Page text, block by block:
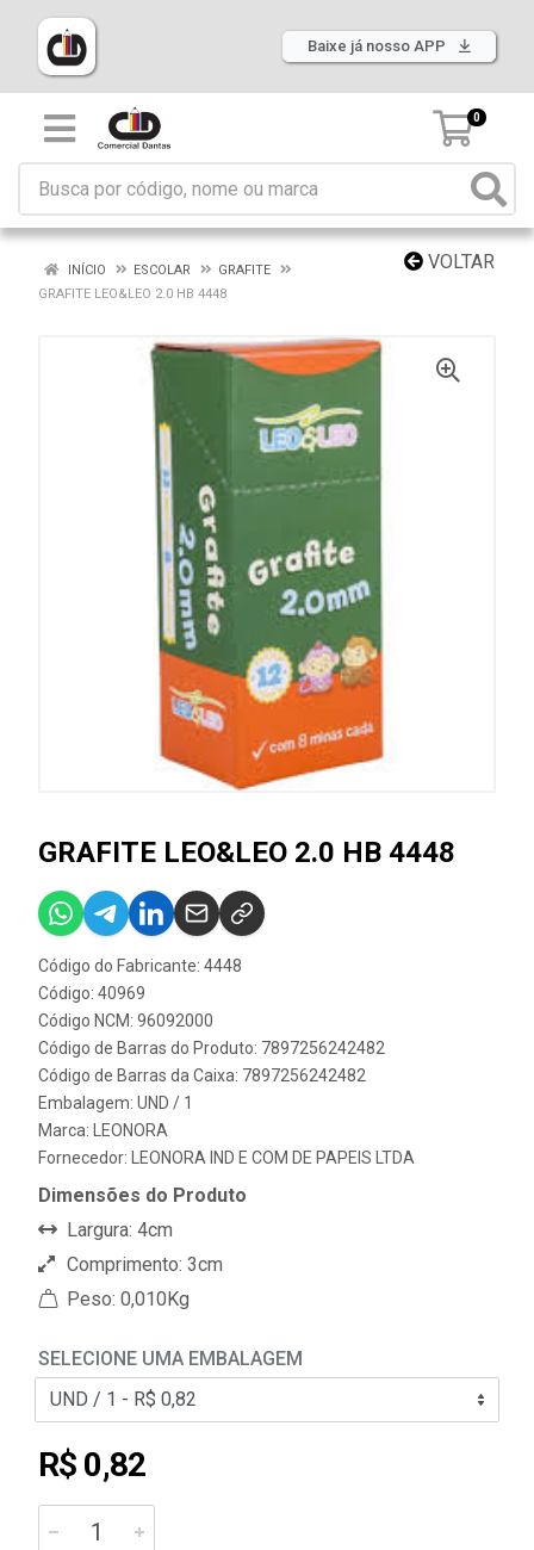
Baixe já nosso APP
0
VOLTAR
INÍCIO ESCOLAR
GRAFITE
GRAFITE LEO&LEO 2.0 HB 4448
GRAFITE LEO&LEO 2.0 HB 4448
Código do Fabricante: 4448
Código: 40969
Código NCM: 96092000
Código de Barras do Produto: 7897256242482
Código de Barras da Caixa: 7897256242482
Embalagem: UND / 1
Marca:
LEONORA
Fornecedor:
LEONORA IND E COM DE PAPEIS LTDA
Dimensões do Produto
Largura: 4cm
Comprimento: 3cm
Peso: 0,010Kg
SELECIONE UMA EMBALAGEM
R$ 0,82